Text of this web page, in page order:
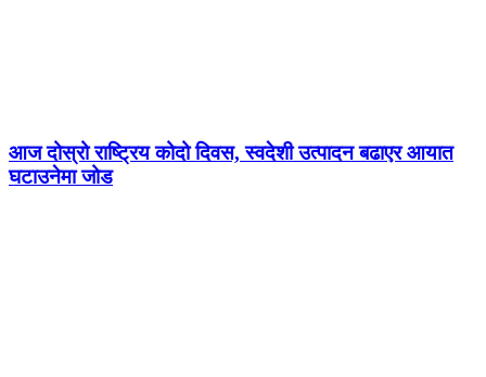
आज दोस्रो राष्ट्रिय कोदो दिवस, स्वदेशी उत्पादन बढाएर आयात
घटाउनेमा जोड